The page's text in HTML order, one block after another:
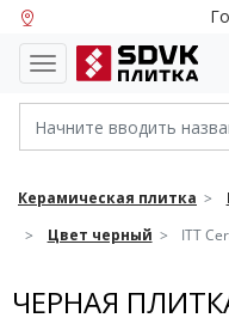
Керамическая плитка
Цвет черный
ITT
ЧЕРНАЯ